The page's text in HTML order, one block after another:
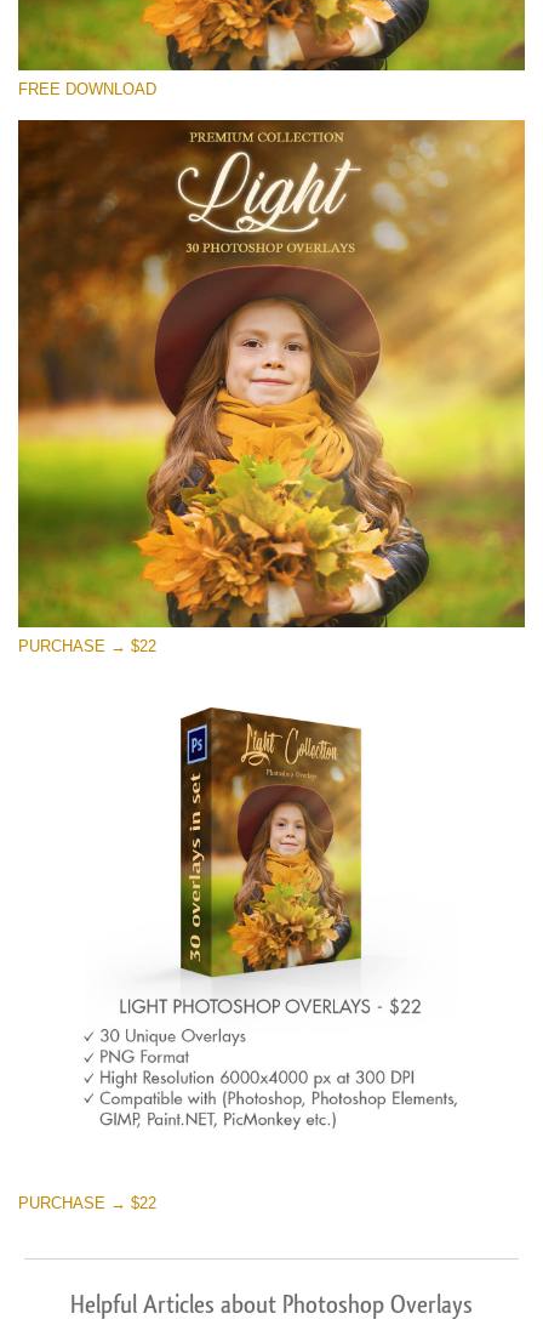
Light Overlays
(30 Overlays)
Fairy Tale (344 Overlays)
Large 6000*4000px
Entire Collection
(1783 Overlays)
Large 6000*4000px
無料ダウンロード
FREE DOWNLOAD
PURCHASE → $22
PURCHASE → $22
Helpful Articles about Photoshop Overlays